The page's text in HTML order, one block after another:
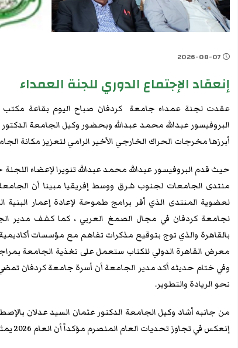
إنعقاد الإجتماع الدوري للجنة العمداء
البروفيسور عبدالله محمد عبدالله وبحضور وكيل الجامعة
أبرزها مخرجات الحراك الخارجي الأخير الرامي لتعزيز مكانة
حيث​ قدم البروفيسور عبدالله محمد عبدالله تنويرا لإعضاء
منتدى الجامعات لجنوب شرق ووسط إفريقيا مبينا أن
لعضوية المنتدى الذي أقر برامج طموحة لإعادة إعمار
لجامعة كردفان في مجال الصمغ العربي ، ​كما كشف مدير
بالقاهرة والذي توج بتوقيع مذكرات تفاهم مع مؤسسات
معرض القاهرة الدولي للكتاب ستعمل على تغذية الجامعة
وفي ختام حديثه أكد مدير الجامعة أن أسرة جامعة كردفان
نحو الريادة والتطوير.
​من جانبه أشاد وكيل الجامعة الدكتور عثمان السيد عدلان
إنعكس في تجاوز تحديات العام المنصرم مؤكداً أن العام 2026 يمثل مرحلة جديدة من البناء والعطاء.